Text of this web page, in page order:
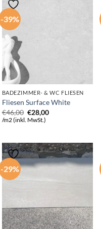
-39%
BADEZIMMER- & WC FLIESEN
Fliesen Surface White
€46,00 Ursprünglicher
Preis
€28,00Aktueller
/m2 (inkl. MwSt.)
-29%